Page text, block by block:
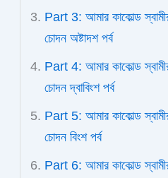
Part 3: আমার কাকোল্ড
চোদন অষ্টাদশ পর্ব
Part 4: আমার কাকোল্ড
চোদন দ্বাবিংশ পর্ব
Part 5: আমার কাকোল্ড
চোদন বিংশ পর্ব
Part 6: আমার কাকোল্ড